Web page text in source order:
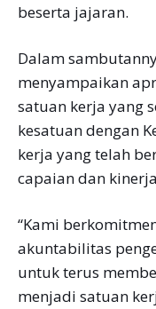
beserta jajaran.
Dalam
menyampaikan
satuan kerja yang
kesatuan dengan
kerja yang telah
capaian dan
“Kami
akuntabilitas
untuk terus
menjadi satuan